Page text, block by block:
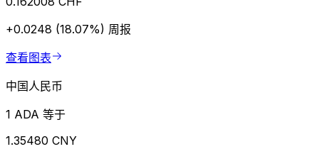
+0.0248 (18.07%) 周报
查看图表
中国人民币
1 ADA 等于
1.35480 CNY